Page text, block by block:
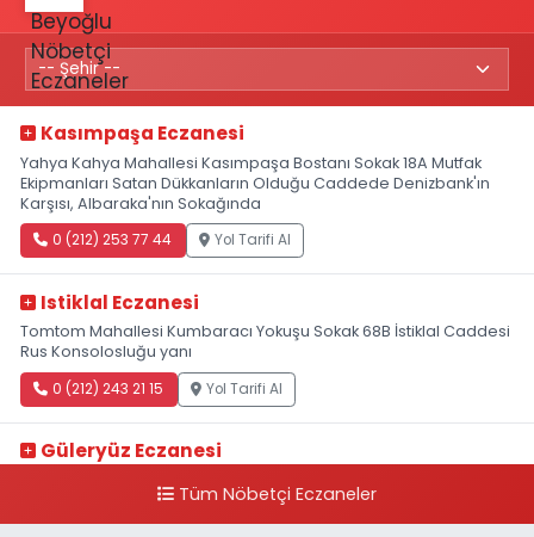
Kasımpaşa Eczanesi
Yahya Kahya Mahallesi Kasımpaşa Bostanı Sokak 18A Mutfak
Ekipmanları Satan Dükkanların Olduğu Caddede Denizbank'ın
Karşısı, Albaraka'nın Sokağında
0 (212) 253 77 44 Yol Tarifi Al
Istiklal Eczanesi
Tomtom Mahallesi Kumbaracı Yokuşu Sokak 68B İstiklal Caddesi
Rus Konsolosluğu yanı
0 (212) 243 21 15 Yol Tarifi Al
Güleryüz Eczanesi
kalaycıbahçe Meydana DoğruTüm Nöbetçi Eczaneler